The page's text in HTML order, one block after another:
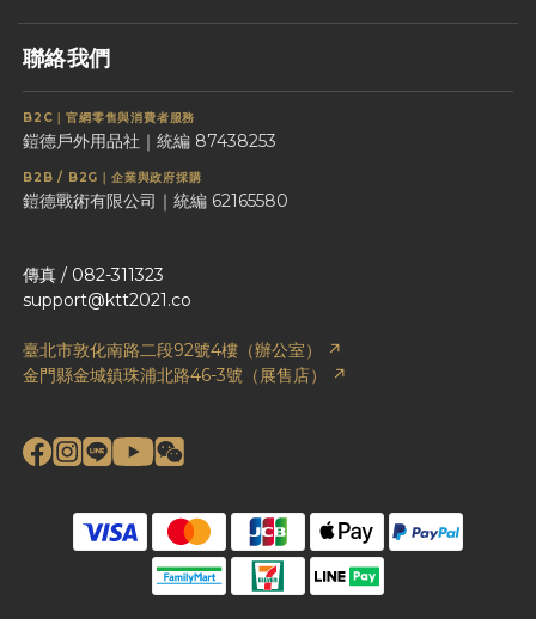
聯絡我們
B2C｜官網零售與消費者服務
鎧德戶外用品社｜統編 87438253
B2B / B2G｜企業與政府採購
鎧德戰術有限公司｜統編 62165580
傳真 / 082-311323
support@ktt2021.co
臺北市敦化南路二段92號4樓（辦公室） ↗
金門縣金城鎮珠浦北路46-3號（展售店） ↗